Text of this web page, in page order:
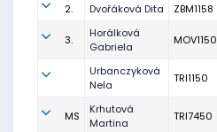
2.
Dvořáková Dita ZBM1158
3.
Horálková
Gabriela
MOV1150
Urbanczyková
Nela
TRI1150
MS
Krhutová
Martina
TRI7450